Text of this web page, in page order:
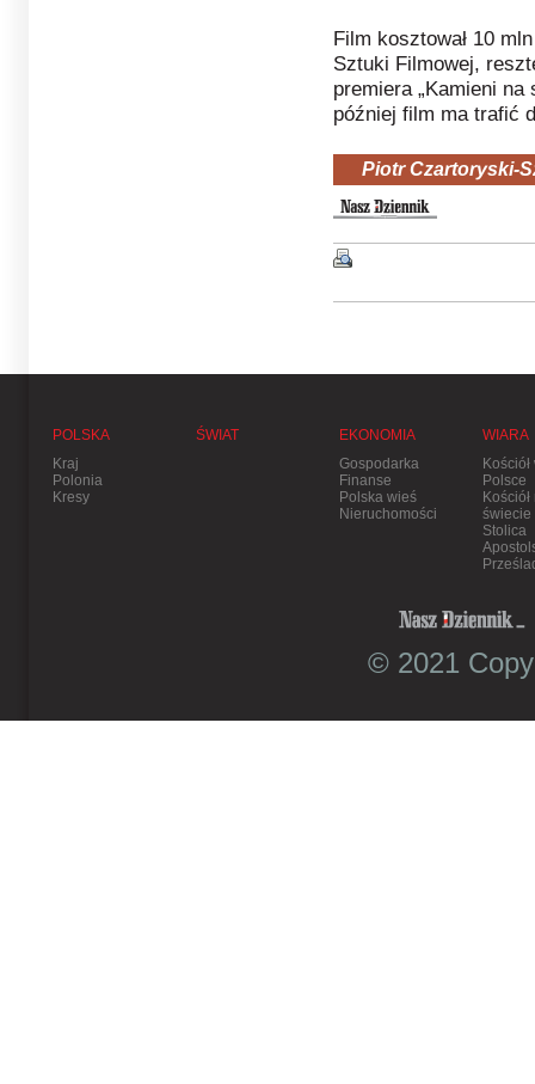
Film kosztował 10
Sztuki Filmowej,
premiera „Kamieni
później film ma trafić
Piotr Czartoryski-
POLSKA
Kraj
Polonia
Kresy
ŚWIAT
EKONOMIA
Gospodarka
Finanse
Polska wieś
Nieruchomości
WIARA
Kościół
Polsce
Kościół
świecie
Stolica
© 2021